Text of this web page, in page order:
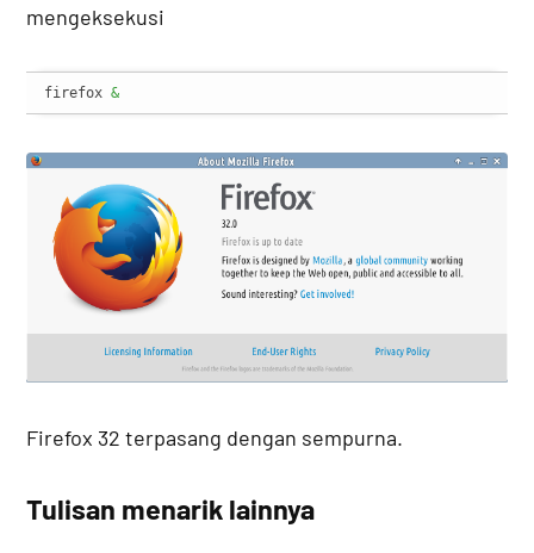
mengeksekusi
firefox &
Firefox 32 terpasang dengan sempurna.
Tulisan menarik lainnya